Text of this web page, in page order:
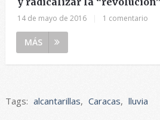
14 de mayo de 2016 1 comentario
MÁS
Tags: alcantarillas, Caracas, lluvia